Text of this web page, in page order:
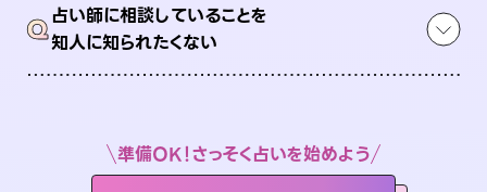
Q占い師に相談していることを
知人に知られたくない
準備OK！さっそく占いを始めよう